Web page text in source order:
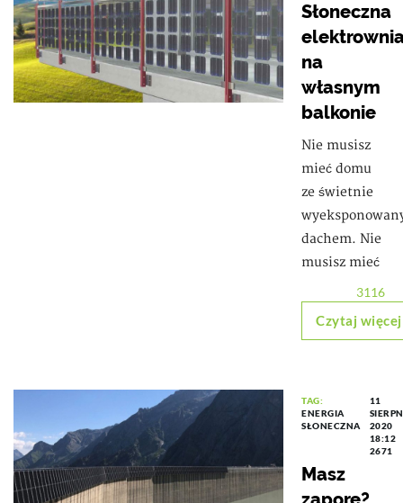
Słoneczna
na
własnym
balkonie
Nie musisz
mieć domu
ze świetnie
dachem. Nie
musisz mieć
3116
Czytaj więcej
TAG:
ENERGIA
SŁONECZNA
11
2020
18:12
2671
Masz